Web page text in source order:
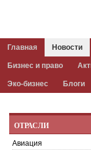
Главная Новости
Бизнес и право
Эко-бизнес Блоги
ОТРАСЛИ
Авиация